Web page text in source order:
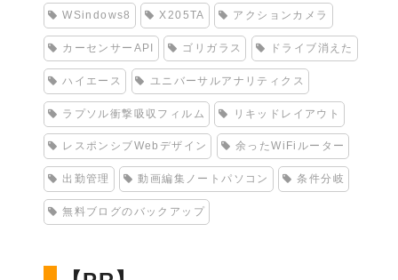
restropress Root化 SDカードリーダーライター
SEO対策 SSD交換 Unity WakeOnLan
Windows7アップデート WooCommerce
Wordpress WordPressの納品
Wordpress専用セキュリティ診断サービス
WSindows8 X205TA アクションカメラ
カーセンサーAPI ゴリガラス